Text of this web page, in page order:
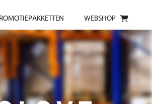
WEBSHOP